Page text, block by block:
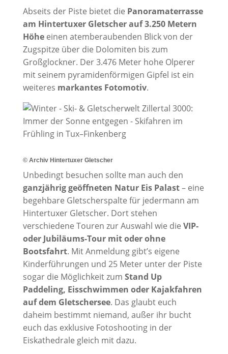
Abseits der Piste bietet die Panoramaterrasse
am Hintertuxer Gletscher auf 3.250 Metern
Höheeinen atemberaubenden Blick von der
Zugspitze über die Dolomiten bis zum
Großglockner. Der 3.476 Meter hohe Olperer
mit seinem pyramidenförmigen Gipfel ist ein
weiteres markantes Fotomotiv.
© Archiv Hintertuxer Gletscher
Unbedingt besuchen sollte man auch den
ganzjährig geöffneten Natur Eis Palast– eine
begehbare Gletscherspalte für jedermann am
Hintertuxer Gletscher. Dort stehen
verschiedene Touren zur Auswahl wie die VIP-
oder Jubiläums-Tour mit oder ohne
Bootsfahrt. Mit Anmeldung gibt’s eigene
Kinderführungen und 25 Meter unter der Piste
sogar die Möglichkeit zum Stand Up
Paddeling, Eisschwimmen oder Kajakfahren
auf dem Gletschersee. Das glaubt euch
daheim bestimmt niemand, außer ihr bucht
euch das exklusive Fotoshooting in der
Eiskathedrale gleich mit dazu.